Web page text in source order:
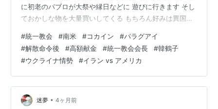
に初老のパブロが大祭や縁日などに 遊びに行きます そし
ておかしな物を大量買いしてくる もちろん好みは異国風
たしでカフェに行くときはあるけど、 最近はとげぬき地
蔵尊の方には行ってなかったんです。 ところがところ
が、 最近団子食べた～い コンビニのヤマザキの団子もい
いけど、 巣鴨の少し弾力が強くてお焦げの付いた みたら
し団子がいい あれが恋しい と我慢していました😅やっと
行…
#統一教会 #南米 #コカイン #パラグアイ
#解散命令後 #高額献金 #統一教会会長 #韓鶴子
#ウクライナ情勢 #イラン vs アメリカ
迷夢 • 4ヶ月前